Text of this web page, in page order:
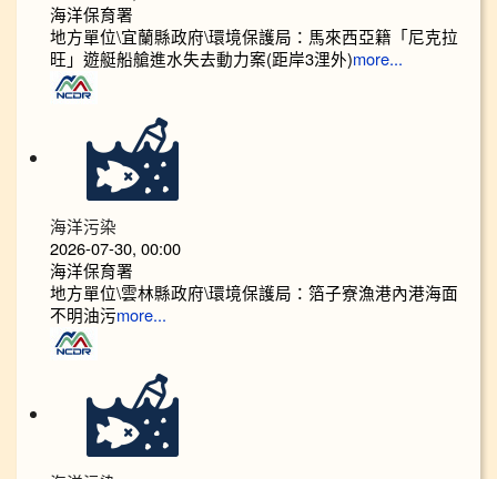
海洋保育署
地方單位\宜蘭縣政府\環境保護局：馬來西亞籍「尼克拉
旺」遊艇船艙進水失去動力案(距岸3浬外)more...
海洋污染
2026-07-30, 00:00
海洋保育署
地方單位\雲林縣政府\環境保護局：箔子寮漁港內港海面
不明油污more...